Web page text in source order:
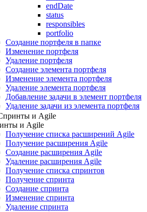
endDate
status
responsibles
portfolio
Создание портфеля в папке
Изменение портфеля
Удаление портфеля
Создание элемента портфеля
Изменение элемента портфеля
Удаление элемента портфеля
Добавление задачи в элемент портфеля
Удаление задачи из элемента портфеля
и Agile
и Agile
Получение списка расширений Agile
Получение расширения Agile
Создание расширения Agile
Удаление расширения Agile
Получение списка спринтов
Получение спринта
Создание спринта
Изменение спринта
Удаление спринта